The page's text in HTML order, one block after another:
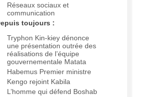
Réseaux sociaux et
communication
toujours :
Tryphon Kin-kiey dénonce
une présentation outrée des
réalisations de l’équipe
gouvernementale Matata
Habemus Premier ministre
Kengo rejoint Kabila
L’homme qui défend Boshab